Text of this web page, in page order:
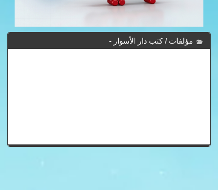
مؤلفات / كتب دار الأسوار -